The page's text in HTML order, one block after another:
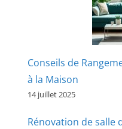
Conseils de
à la Maison
14 juillet 2025
Rénovation de salle